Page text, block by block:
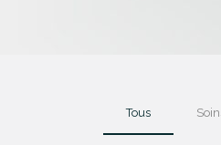
Tous